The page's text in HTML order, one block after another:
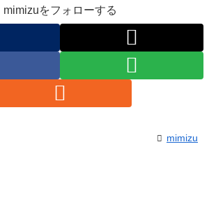
mimizuをフォローする
mimizu